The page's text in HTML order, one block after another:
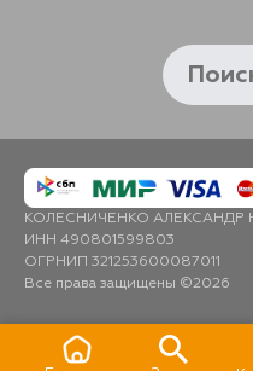
КОЛЕСНИЧЕНКО АЛЕКСАНДР
ИНН 490801599803
ОГРНИП 321253600087011
Все права защищены ©2026